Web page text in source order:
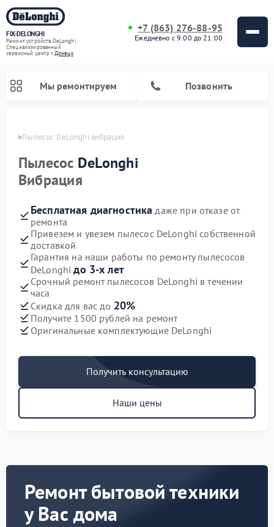
FIX-DELONGHI
Ремонт устройств DeLonghi
Специализированный
cервисный центр г.Донецк
+7 (863) 276-88-95
Ежедневно с 9:00 до 21:00
Мы ремонтируем Позвонить
Пылесос DeLonghi вибрация
Пылесос DeLonghi
Вибрация
Бесплатная диагностика даже при отказе от
ремонта
Привезем и увезем пылесос DeLonghi собственной
доставкой
Гарантия на наши работы по ремонту пылесосов
DeLonghiдо 3-х лет
Срочный ремонт пылесосов DeLonghi в течении
часа
Скидка для вас до 20%
Получите 1500 рублей на ремонт
Оригинальные комплектующие DeLonghi
Получить консультацию
Наши цены
Ремонт бытовой техники
у Вас дома